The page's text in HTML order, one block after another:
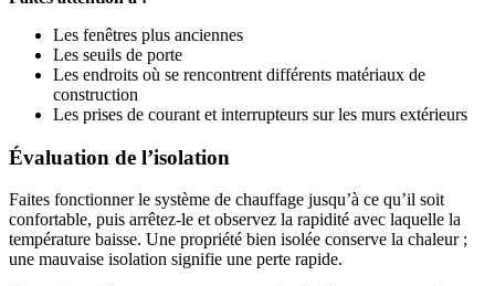
Les fenêtres plus anciennes
Les seuils de porte
Les endroits où se rencontrent différents matériaux de
construction
Les prises de courant et interrupteurs sur les murs extérieurs
Évaluation de l’isolation
Faites fonctionner le système de chauffage jusqu’à ce qu’il soit
confortable, puis arrêtez-le et observez la rapidité avec laquelle la
température baisse. Une propriété bien isolée conserve la chaleur ;
une mauvaise isolation signifie une perte rapide.